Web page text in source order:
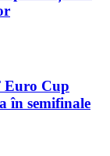
Euro Cup
în semifinale